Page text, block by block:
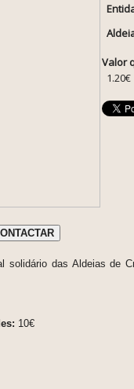
Valor
1.20€
solidário das Aldeias de
10€